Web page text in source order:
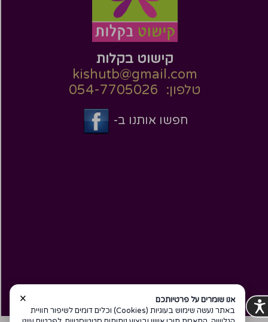
קישוט בקלות
kishutb@gmail.com
טלפון: 054-7705026
חפשו אותנו ב-
×
אנו שומרים על פרטיותכם
באתר נעשה שימוש בעוגיות (Cookies) וכלים דומים לשיפור חוויית